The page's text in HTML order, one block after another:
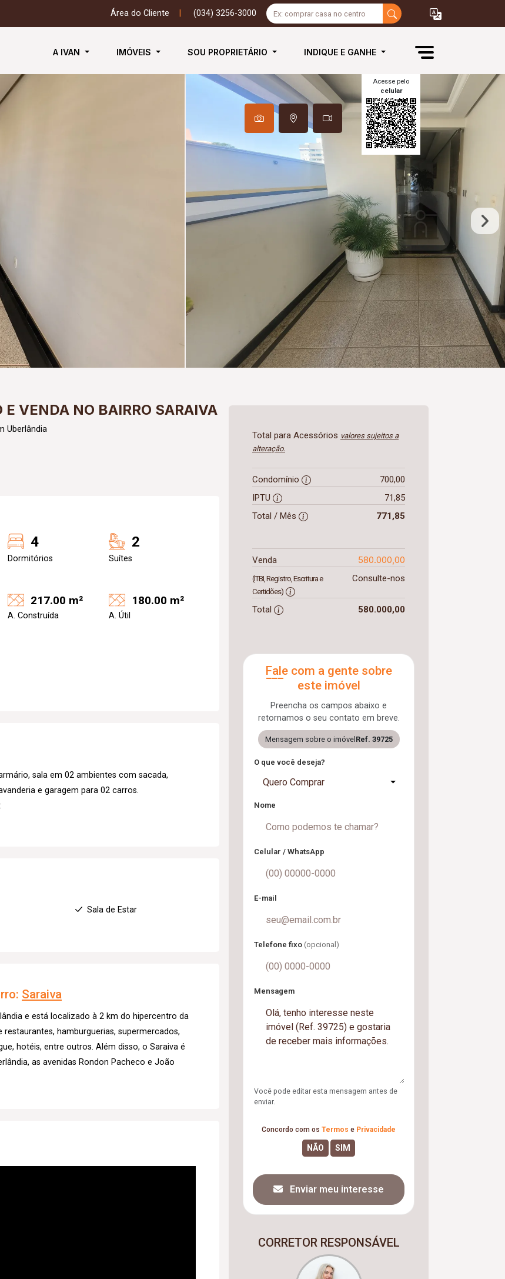
Área do Cliente (034) 3256-3000
A IVAN IMÓVEIS SOU PROPRIETÁRIO INDIQUE E GANHE
Acesse pelo
celular
VENDA NO BAIRRO SARAIVA
Uberlândia
4
Dormitórios
2
Suítes
217.00 m²
A. Construída
180.00 m²
A. Útil
sala em 02 ambientes com sacada,
e garagem para 02 carros.
Sala de Estar
Saraiva
e está localizado à 2 km do hipercentro da
hamburguerias, supermercados,
hotéis, entre outros. Além disso, o Saraiva é
as avenidas Rondon Pacheco e João
Total para Acessórios valores sujeitos a
alteração.
Condomínio
700,00
IPTU
71,85
Total / Mês
771,85
Venda 580.000,00
(ITBI, Registro, Escritura e
Certidões)
Consulte-nos
Total 580.000,00
Fale com a gente sobre
este imóvel
Preencha os campos abaixo e
retornamos o seu contato em breve.
Mensagem sobre o imóvel Ref. 39725
O que você deseja?
Quero Comprar
Nome
Celular / WhatsApp
E-mail
Telefone fixo (opcional)
Mensagem
Você pode editar esta mensagem antes de
enviar.
Concordo com os Termos e Privacidade
Enviar meu interesse
CORRETOR RESPONSÁVEL